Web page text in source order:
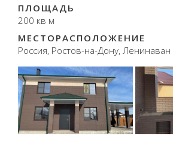
ПЛОЩАДЬ
200 кв м
МЕСТОРАСПОЛОЖЕНИЕ
Россия, Ростов-на-Дону, Ленинаван